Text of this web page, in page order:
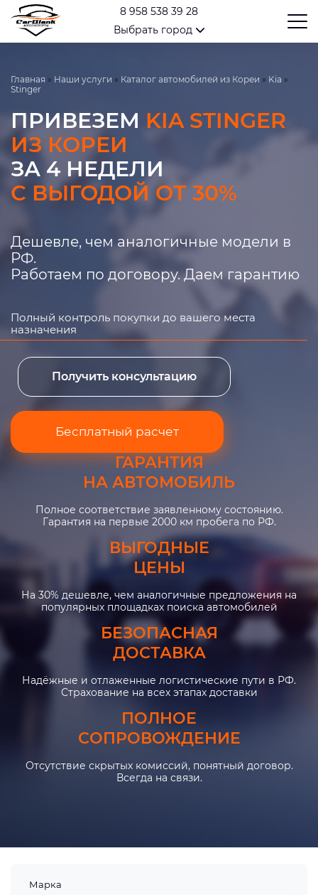
8 958 538 39 28
Выбрать город
Главная » Наши услуги » Каталог автомобилей из Кореи » Kia »
Stinger
ПРИВЕЗЕМ KIA STINGER
ИЗ КОРЕИ
ЗА 4 НЕДЕЛИ
С ВЫГОДОЙ ОТ 30%
Дешевле, чем аналогичные модели в
РФ.
Работаем по договору. Даем гарантию
Полный контроль покупки до вашего места
назначения
Получить консультацию
Бесплатный расчет
ГАРАНТИЯ
НА АВТОМОБИЛЬ
Полное соответствие заявленному состоянию.
Гарантия на первые 2000 км пробега по РФ.
ВЫГОДНЫЕ
ЦЕНЫ
На 30% дешевле, чем аналогичные предложения на
популярных площадках поиска автомобилей
БЕЗОПАСНАЯ
ДОСТАВКА
Надёжные и отлаженные логистические пути в РФ.
Страхование на всех этапах доставки
ПОЛНОЕ
СОПРОВОЖДЕНИЕ
Отсутствие скрытых комиссий, понятный договор.
Всегда на связи.
Марка